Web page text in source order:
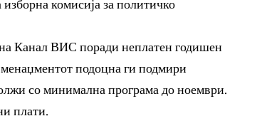
комисија за политичко
Канал ВИС поради неплатен годишен
подоцна ги подмири
со минимална програма до ноември.
плати.